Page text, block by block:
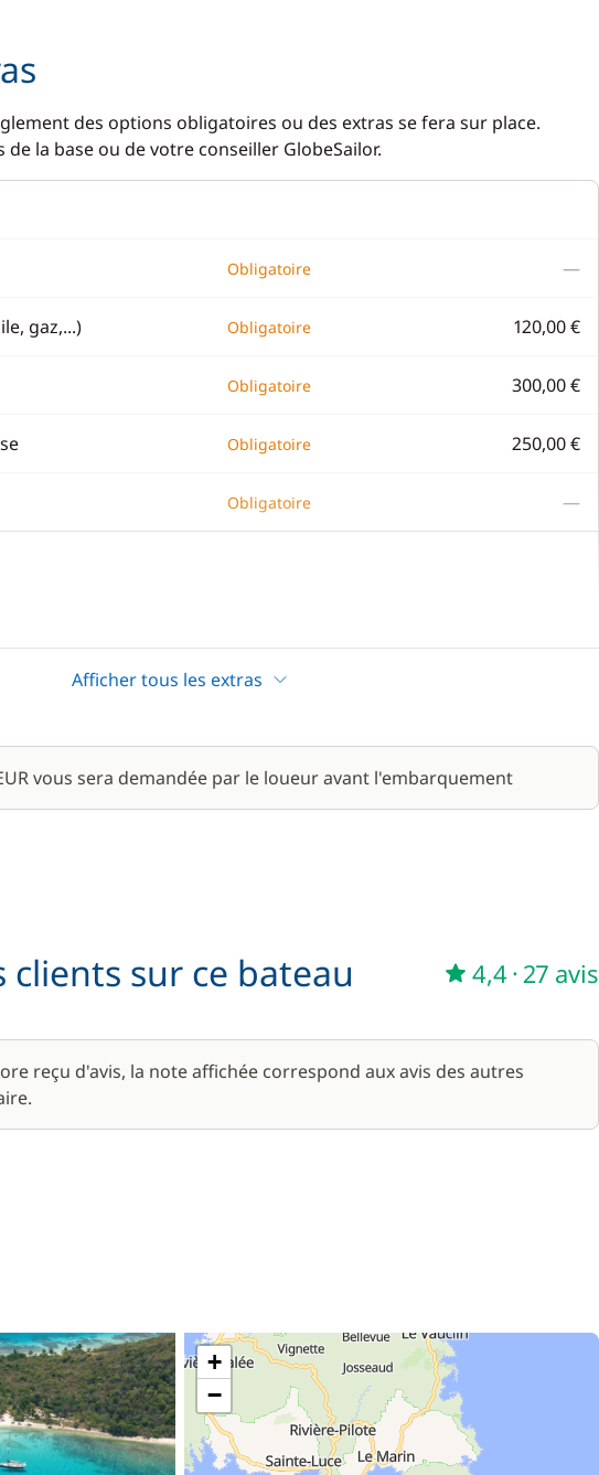
des options obligatoires ou des extras se fera sur place.
la base ou de votre conseiller GlobeSailor.
Obligatoire —
gaz,...) Obligatoire 120,00 €
Obligatoire 300,00 €
Obligatoire 250,00 €
Obligatoire —
220,00 €
280,00 €
Afficher tous les extras
vous sera demandée par le loueur avant l'embarquement
clients sur ce bateau 4,4·27 avis
reçu d'avis, la note affichée correspond aux avis des autres
+
−